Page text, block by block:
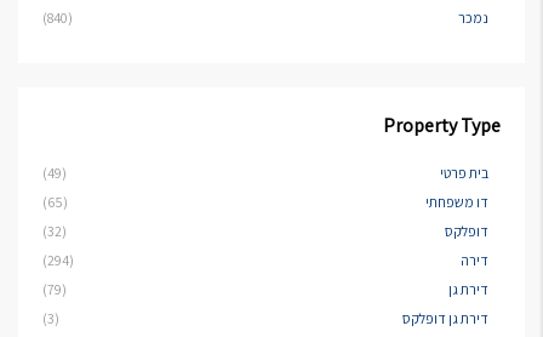
נמכר
(840)
Property Type
בית פרטי
(49)
דו משפחתי
(65)
דופלקס
(32)
דירה
(294)
דירת גן
(79)
דירת גן דופלקס
(3)